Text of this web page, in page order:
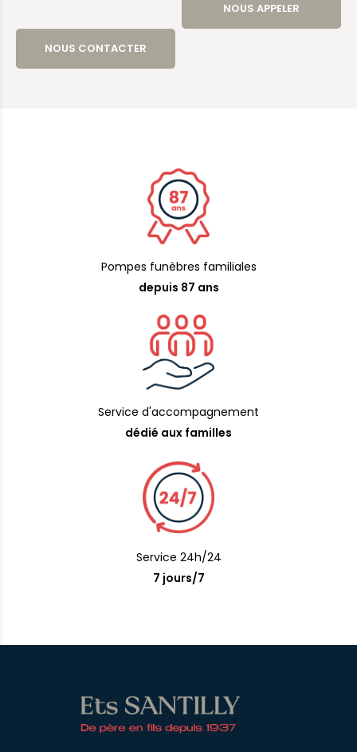
NOUS APPELER
NOUS CONTACTER
Pompes funèbres familiales
depuis 87 ans
Service d'accompagnement
dédié aux familles
Service 24h/24
7 jours/7